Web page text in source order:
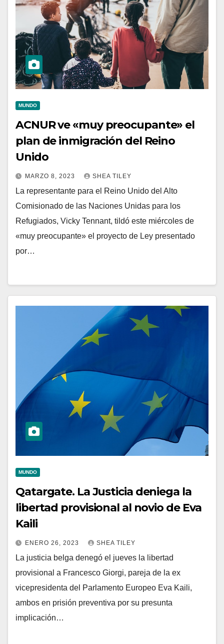
MUNDO
ACNUR ve «muy preocupante» el
plan de inmigración del Reino
Unido
MARZO 8, 2023 SHEA TILEY
La representante para el Reino Unido del Alto
Comisionado de las Naciones Unidas para los
Refugiados, Vicky Tennant, tildó este miércoles de
«muy preocupante» el proyecto de Ley presentado
por…
MUNDO
Qatargate. La Justicia deniega la
libertad provisional al novio de Eva
Kaili
ENERO 26, 2023 SHEA TILEY
La justicia belga denegó el jueves la libertad
provisional a Francesco Giorgi, pareja de la ex
vicepresidenta del Parlamento Europeo Eva Kaili,
ambos en prisión preventiva por su presunta
implicación…